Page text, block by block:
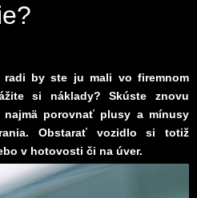
radi by ste ju mali vo firemnom
si náklady? Skúste znovu
porovnať plusy a mínusy
Obstarať vozidlo si totiž
v hotovosti či na úver.